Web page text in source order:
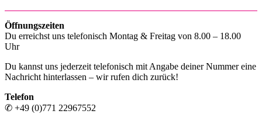
Öffnungszeiten
Du erreichst uns telefonisch Montag & Freitag von 8.00 – 18.00
Uhr
Du kannst uns jederzeit telefonisch mit Angabe deiner Nummer eine
Nachricht hinterlassen – wir rufen dich zurück!
Telefon
✆ +49 (0)771 22967552